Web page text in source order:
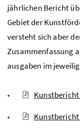
jährlichen Bericht
Gebiet der
versteht sich aber
Zusammenfassung
ausgaben im
Kunstbericht
Kunstbericht